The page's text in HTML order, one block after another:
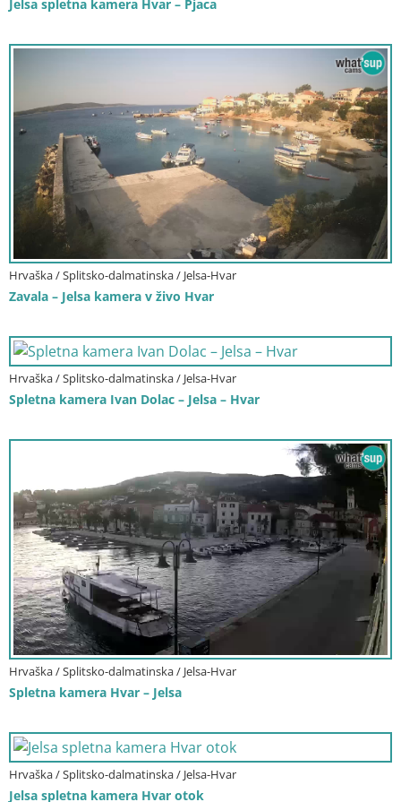
Jelsa spletna kamera Hvar – Pjaca
Hrvaška / Splitsko-dalmatinska / Jelsa-Hvar
Zavala – Jelsa kamera v živo Hvar
Hrvaška / Splitsko-dalmatinska / Jelsa-Hvar
Spletna kamera Ivan Dolac – Jelsa – Hvar
Hrvaška / Splitsko-dalmatinska / Jelsa-Hvar
Spletna kamera Hvar – Jelsa
Hrvaška / Splitsko-dalmatinska / Jelsa-Hvar
Jelsa spletna kamera Hvar otok